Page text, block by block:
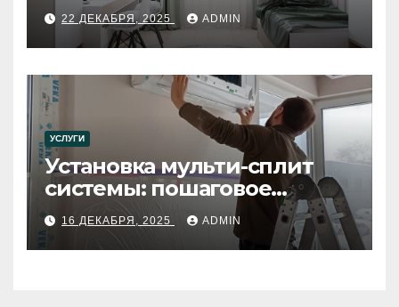
22 ДЕКАБРЯ, 2025 ADMIN
УСЛУГИ
Установка мульти-сплит
системы: пошаговое
руководство
16 ДЕКАБРЯ, 2025 ADMIN